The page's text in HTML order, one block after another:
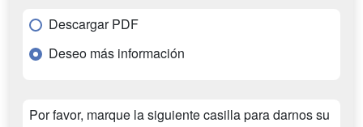
Descargar PDF
Deseo más información
Por favor, marque la siguiente casilla para darnos su